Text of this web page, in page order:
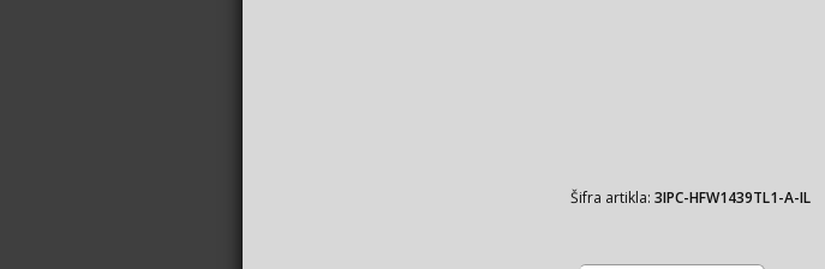
Šifra artikla:3IPC-HFW1439TL1-A-IL